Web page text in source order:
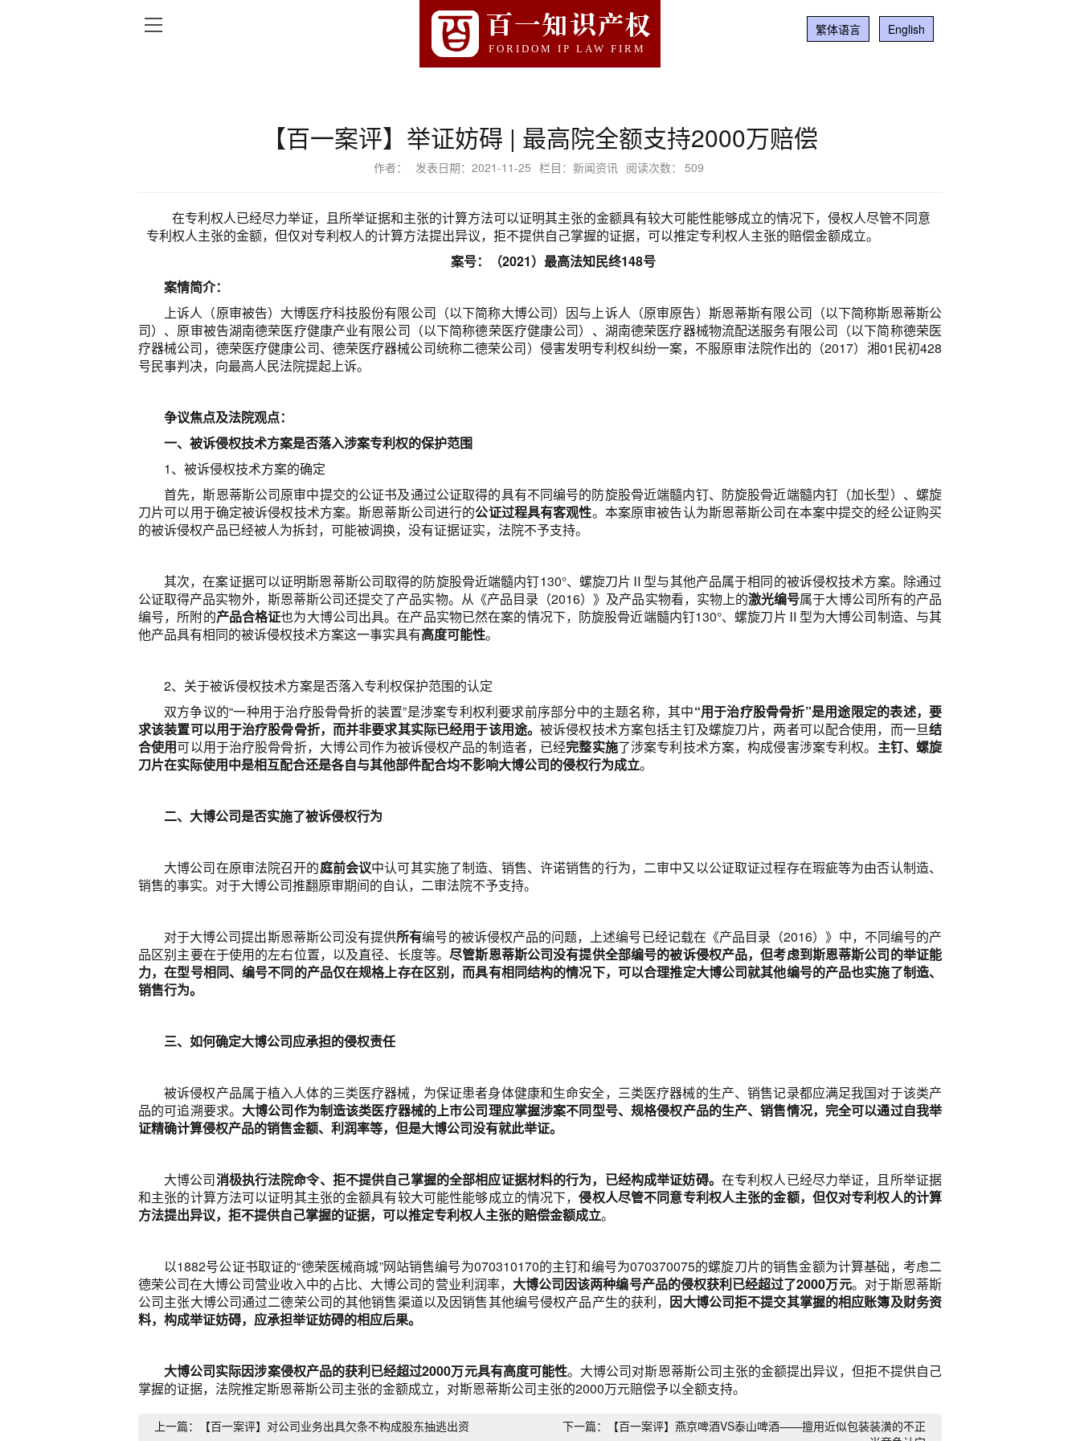
百一知识产权
FORIDOM IP LAW FIRM
English
繁体语言
【百一案评】举证妨碍 | 最高院全额支持2000万赔偿
作者： 发表日期：2021-11-25 栏目：新闻资讯 阅读次数： 509
在专利权人已经尽力举证，且所举证据和主张的计算方法可以证明其主张的金额具有较大可能性能够成立的情况下，侵权人尽管不同意
专利权人主张的金额，但仅对专利权人的计算方法提出异议，拒不提供自己掌握的证据，可以推定专利权人主张的赔偿金额成立。
案号：
（2021）最高法知民终148号
案情简介：
上诉人（原审被告）大博医疗科技股份有限公司（以下简称大博公司）因与上诉人（原审原告）斯恩蒂斯有限公司（以下简称斯恩蒂斯公
司）、原审被告湖南德荣医疗健康产业有限公司（以下简称德荣医疗健康公司）、湖南德荣医疗器械物流配送服务有限公司（以下简称德荣医
疗器械公司，德荣医疗健康公司、德荣医疗器械公司统称二德荣公司）侵害发明专利权纠纷一案，不服原审法院作出的（2017）湘01民初428
号民事判决，向最高人民法院提起上诉。
争议焦点及法院观点：
一、被诉侵权技术方案是否落入涉案专利权的保护范围
1、被诉侵权技术方案的确定
首先，斯恩蒂斯公司原审中提交的公证书及通过公证取得的具有不同编号的防旋股骨近端髓内钉、防旋股骨近端髓内钉（加长型）、螺旋
刀片可以用于确定被诉侵权技术方案。斯恩蒂斯公司进行的公证过程具有客观性。本案原审被告认为斯恩蒂斯公司在本案中提交的经公证购买
的被诉侵权产品已经被人为拆封，可能被调换，没有证据证实，法院不予支持。
其次，在案证据可以证明斯恩蒂斯公司取得的防旋股骨近端髓内钉130°、螺旋刀片Ⅱ型与其他产品属于相同的被诉侵权技术方案。除通过
公证取得产品实物外，斯恩蒂斯公司还提交了产品实物。从《产品目录（2016）》及产品实物看，实物上的激光编号属于大博公司所有的产品
编号，所附的产品合格证也为大博公司出具。在产品实物已然在案的情况下，防旋股骨近端髓内钉130°、螺旋刀片Ⅱ型为大博公司制造、与其
他产品具有相同的被诉侵权技术方案这一事实具有高度可能性。
2、关于被诉侵权技术方案是否落入专利权保护范围的认定
双方争议的“一种用于治疗股骨骨折的装置”是涉案专利权利要求前序部分中的主题名称，其中“用于治疗股骨骨折”是用途限定的表述，要
求该装置可以用于治疗股骨骨折，而并非要求其实际已经用于该用途。被诉侵权技术方案包括主钉及螺旋刀片，两者可以配合使用，而一旦结
合使用可以用于治疗股骨骨折，大博公司作为被诉侵权产品的制造者，已经完整实施了涉案专利技术方案，构成侵害涉案专利权。 主钉、螺旋
刀片在实际使用中是相互配合还是各自与其他部件配合均不影响大博公司的侵权行为成立。
二、大博公司是否实施了被诉侵权行为
大博公司在原审法院召开的庭前会议中认可其实施了制造、销售、许诺销售的行为，二审中又以公证取证过程存在瑕疵等为由否认制造、
销售的事实。对于大博公司推翻原审期间的自认，二审法院不予支持。
对于大博公司提出斯恩蒂斯公司没有提供所有编号的被诉侵权产品的问题，上述编号已经记载在《产品目录（2016）》中，不同编号的产
品区别主要在于使用的左右位置，以及直径、长度等。尽管斯恩蒂斯公司没有提供全部编号的被诉侵权产品，但考虑到斯恩蒂斯公司的举证能
力，在型号相同、编号不同的产品仅在规格上存在区别，而具有相同结构的情况下，可以合理推定大博公司就其他编号的产品也实施了制造、
销售行为。
三、如何确定大博公司应承担的侵权责任
被诉侵权产品属于植入人体的三类医疗器械，为保证患者身体健康和生命安全，三类医疗器械的生产、销售记录都应满足我国对于该类产
品的可追溯要求。 大博公司作为制造该类医疗器械的上市公司理应掌握涉案不同型号、规格侵权产品的生产、销售情况，完全可以通过自我举
证精确计算侵权产品的销售金额、利润率等，但是大博公司没有就此举证。
大博公司消极执行法院命令、拒不提供自己掌握的全部相应证据材料的行为，已经构成举证妨碍。 在专利权人已经尽力举证，且所举证据
和主张的计算方法可以证明其主张的金额具有较大可能性能够成立的情况下，侵权人尽管不同意专利权人主张的金额，但仅对专利权人的计算
方法提出异议，拒不提供自己掌握的证据，可以推定专利权人主张的赔偿金额成立。
以1882号公证书取证的“德荣医械商城”网站销售编号为070310170的主钉和编号为070370075的螺旋刀片的销售金额为计算基础，考虑二
德荣公司在大博公司营业收入中的占比、大博公司的营业利润率， 大博公司因该两种编号产品的侵权获利已经超过了2000万元。对于斯恩蒂斯
公司主张大博公司通过二德荣公司的其他销售渠道以及因销售其他编号侵权产品产生的获利， 因大博公司拒不提交其掌握的相应账簿及财务资
料，构成举证妨碍，应承担举证妨碍的相应后果。
大博公司实际因涉案侵权产品的获利已经超过2000万元具有高度可能性。大博公司对斯恩蒂斯公司主张的金额提出异议，但拒不提供自己
掌握的证据，法院推定斯恩蒂斯公司主张的金额成立，对斯恩蒂斯公司主张的2000万元赔偿予以全额支持。
上一篇：【百一案评】对公司业务出具欠条不构成股东抽逃出资
下一篇：【百一案评】燕京啤酒VS泰山啤酒——擅用近似包装装潢的不正